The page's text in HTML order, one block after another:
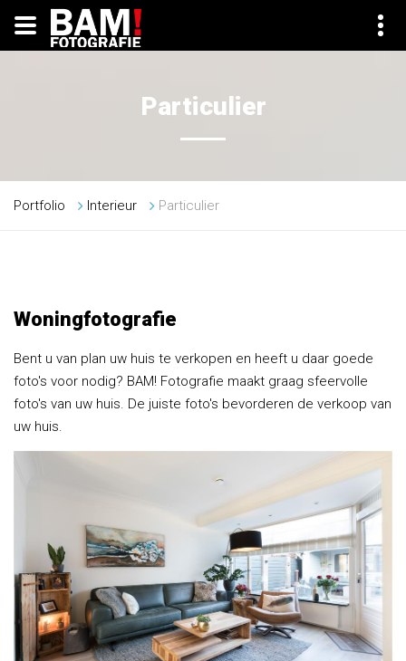
Particulier
Portfolio Interieur Particulier
Woningfotografie
Bent u van plan uw huis te verkopen en heeft u daar goede
foto's voor nodig? BAM! Fotografie maakt graag sfeervolle
foto's van uw huis. De juiste foto's bevorderen de verkoop van
uw huis.